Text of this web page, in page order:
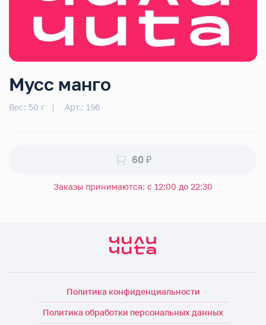
Мусс манго
Вес: 50 г Арт.: 196
60 ₽
Заказы принимаются: с 12:00 до 22:30
Политика конфиденциальности
Политика обработки персональных данных